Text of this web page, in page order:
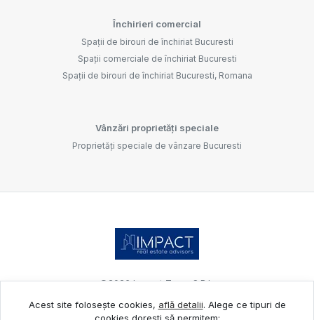
Închirieri comercial
Spații de birouri de închiriat Bucuresti
Spații comerciale de închiriat Bucuresti
Spații de birouri de închiriat Bucuresti, Romana
Vânzări proprietăți speciale
Proprietăți speciale de vânzare Bucuresti
©2026Impact Team S.R.L.
Acest site folosește cookies, află detalii. Alege ce tipuri de